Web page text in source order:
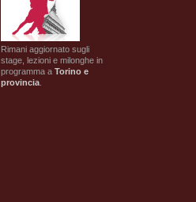
Rimani aggiornato sugli
stage, lezioni e milonghe in
programma a Torino e
provincia